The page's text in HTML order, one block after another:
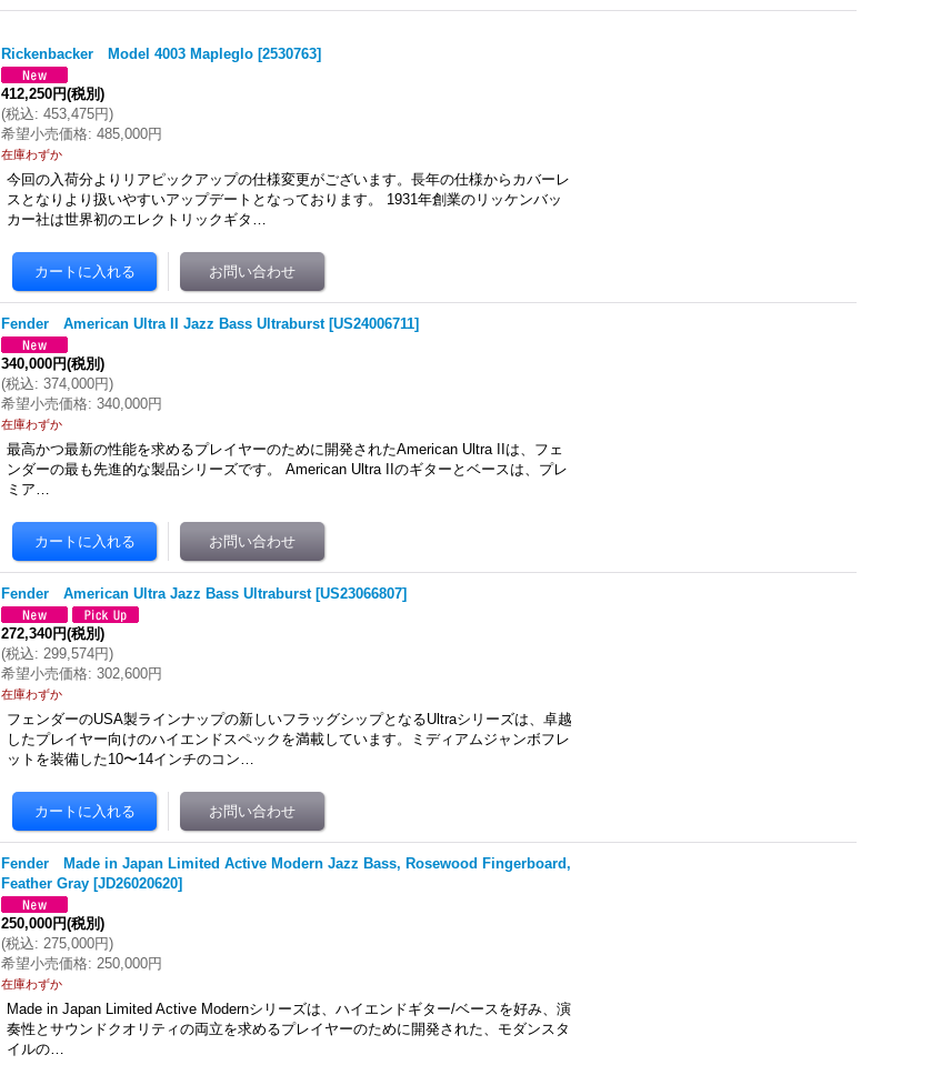
Rickenbacker Model 4003 Mapleglo [2530763]
412,250円(税別)
(税込: 453,475円)
希望小売価格: 485,000円
在庫わずか
今回の入荷分よりリアピックアップの仕様変更がございます。長年の仕様からカバーレ
スとなりより扱いやすいアップデートとなっております。 1931年創業のリッケンバッ
カー社は世界初のエレクトリックギタ…
Fender American Ultra II Jazz Bass Ultraburst [US24006711]
340,000円(税別)
(税込: 374,000円)
希望小売価格: 340,000円
在庫わずか
最高かつ最新の性能を求めるプレイヤーのために開発されたAmerican Ultra IIは、フェ
ンダーの最も先進的な製品シリーズです。 American Ultra IIのギターとベースは、プレ
ミア…
Fender American Ultra Jazz Bass Ultraburst [US23066807]
272,340円(税別)
(税込: 299,574円)
希望小売価格: 302,600円
在庫わずか
フェンダーのUSA製ラインナップの新しいフラッグシップとなるUltraシリーズは、卓越
したプレイヤー向けのハイエンドスペックを満載しています。ミディアムジャンボフレ
ットを装備した10〜14インチのコン…
Fender Made in Japan Limited Active Modern Jazz Bass, Rosewood Fingerboard,
Feather Gray [JD26020620]
250,000円(税別)
(税込: 275,000円)
希望小売価格: 250,000円
在庫わずか
Made in Japan Limited Active Modernシリーズは、ハイエンドギター/ベースを好み、演
奏性とサウンドクオリティの両立を求めるプレイヤーのために開発された、モダンスタ
イルの…